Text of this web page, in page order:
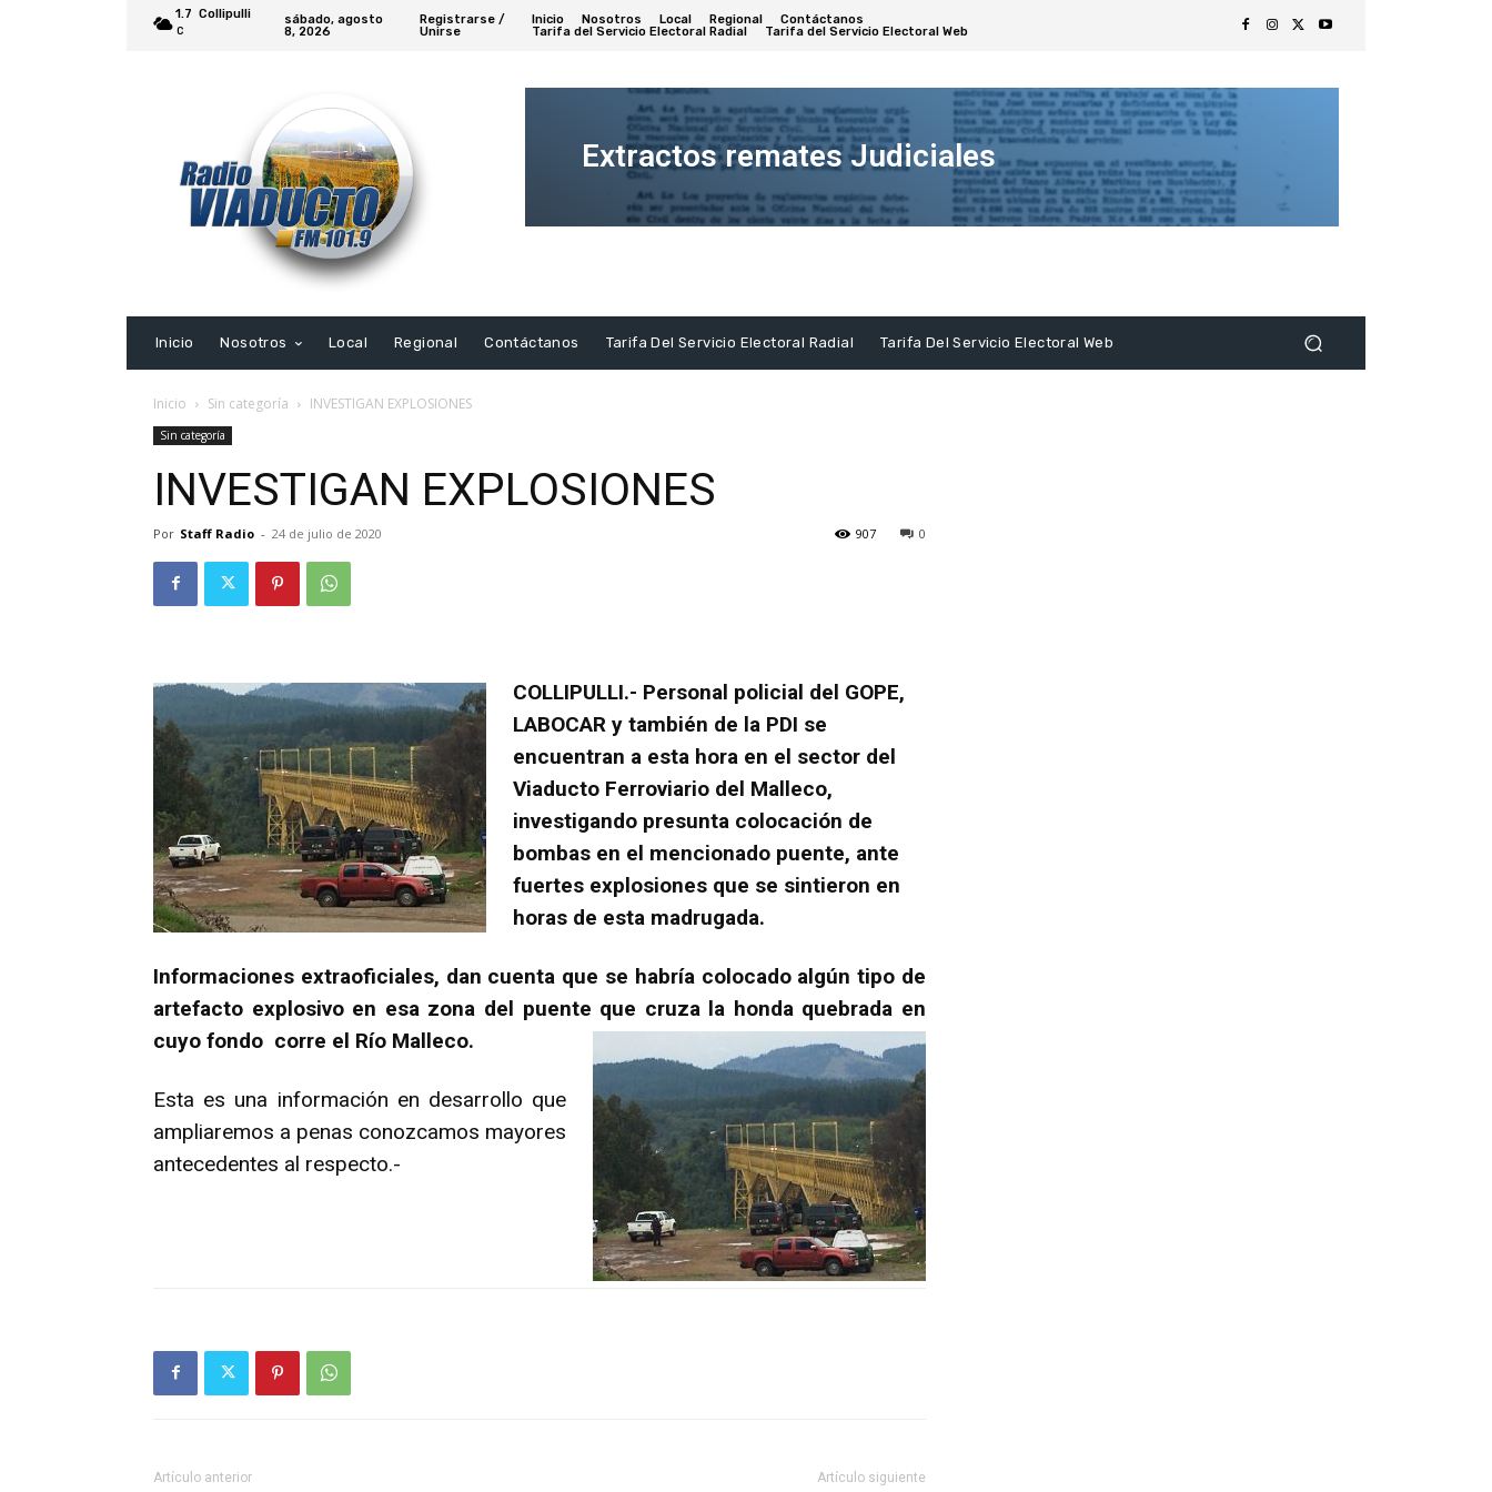
1.7
C
Collipulli
sábado, agosto
8, 2026
Registrarse /
Unirse
Inicio Nosotros Local Regional
Contáctanos
Tarifa del Servicio Electoral Radial
Tarifa del Servicio Electoral Web
Extractos remates Judiciales
Extracto
Inicio
Nosotros Local Regional Contáctanos Tarifa Del Servicio Electoral Radial Tarifa Del Servicio Electoral Web
Inicio Sin categoría INVESTIGAN EXPLOSIONES
Sin categoría
INVESTIGAN EXPLOSIONES
Por Staff Radio - 24 de julio de 2020 0
907
COLLIPULLI.- Personal policial del GOPE,
LABOCAR y también de la PDI se
encuentran a esta hora en el sector del
Viaducto Ferroviario del Malleco,
investigando presunta colocación de
bombas en el mencionado puente, ante
fuertes explosiones que se sintieron en
horas de esta madrugada.
Informaciones extraoficiales, dan cuenta que se habría colocado algún tipo de
artefacto explosivo en esa zona del puente que cruza la honda quebrada en
cuyo fondo corre el Río Malleco.
Esta es una información en desarrollo que
ampliaremos a penas conozcamos mayores
antecedentes al respecto.-
Artículo anterior Artículo siguiente